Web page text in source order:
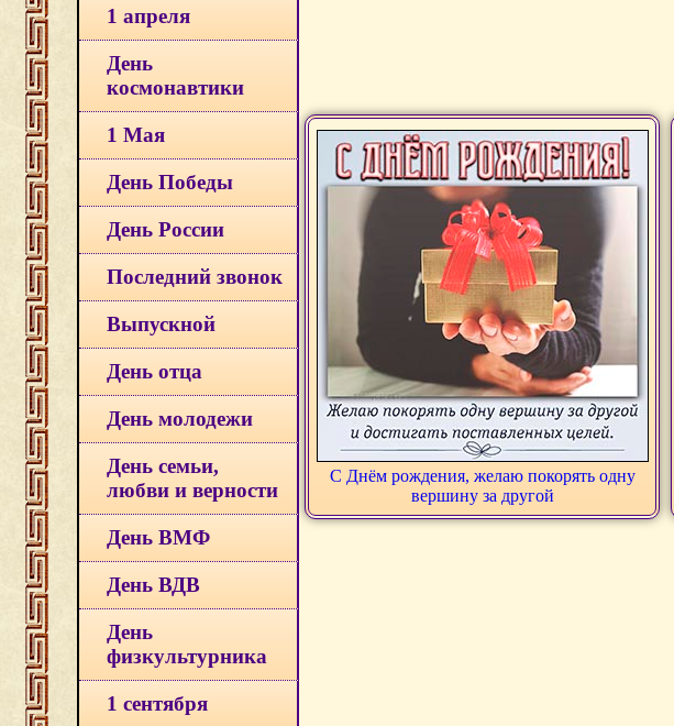
1 апреля
День
космонавтики
1 Мая
День Победы
День России
Последний звонок
Выпускной
День отца
День молодежи
День семьи,
любви и верности
День ВМФ
День ВДВ
День
физкультурника
1 сентября
С Днём рождения, желаю покорять одну
вершину за другой